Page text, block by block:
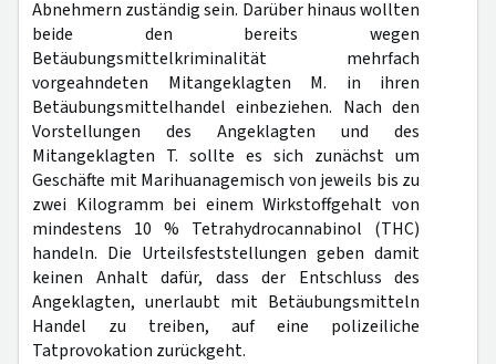
Abnehmern zuständig sein. Darüber hinaus wollten
beide den bereits wegen
Betäubungsmittelkriminalität mehrfach
vorgeahndeten Mitangeklagten M. in ihren
Betäubungsmittelhandel einbeziehen. Nach den
Vorstellungen des Angeklagten und des
Mitangeklagten T. sollte es sich zunächst um
Geschäfte mit Marihuanagemisch von jeweils bis zu
zwei Kilogramm bei einem Wirkstoffgehalt von
mindestens 10 % Tetrahydrocannabinol (THC)
handeln. Die Urteilsfeststellungen geben damit
keinen Anhalt dafür, dass der Entschluss des
Angeklagten, unerlaubt mit Betäubungsmitteln
Handel zu treiben, auf eine polizeiliche
Tatprovokation zurückgeht.